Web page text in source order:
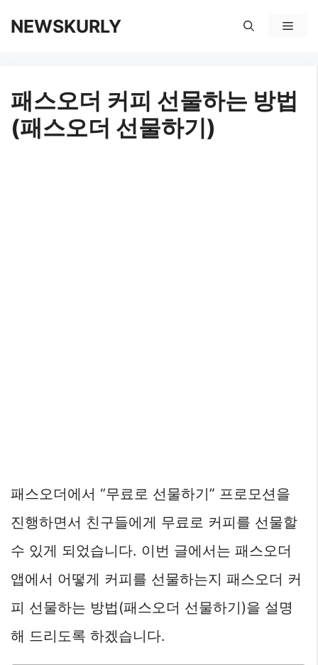
로
건
NEWSKURLY
메
패스오더 커피 선물하는 방법
(패스오더 선물하기)
패스오더에서 “무료로 선물하기” 프로모션을
진행하면서 친구들에게 무료로 커피를 선물할
수 있게 되었습니다. 이번 글에서는 패스오더
앱에서 어떻게 커피를 선물하는지 패스오더 커
피 선물하는 방법(패스오더 선물하기)을 설명
해 드리도록 하겠습니다.